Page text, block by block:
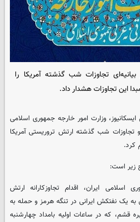
تجاوزات شب گذشته آمریکا را
این تجاوزات هشدار داد.
وزارت امور خارجه جمهوری اسلامی
و تجاوزات شب گذشته ارتش تروریستی آمریکا
کرد.
زیر است:
اسلامی ایران، اقدام تجاوزکارانه ارتش
به یک نفتکش ایرانی در تنگه هرمز و حمله به
قشم، که در ساعات اولیه بامداد چهارشنبه